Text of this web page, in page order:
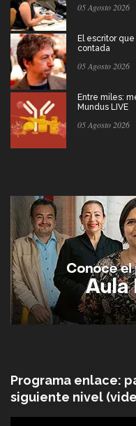
05 Agosto 2026
El escritor
contada
05 Agosto 2026
Entre miles:
Mundus LIVE
05 Agosto 2026
Programa enlace:
siguiente nivel